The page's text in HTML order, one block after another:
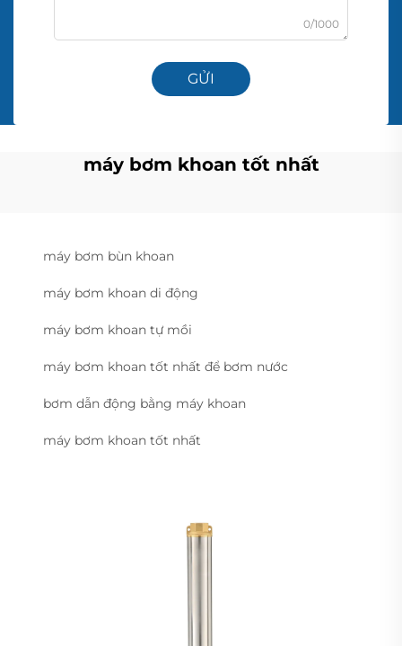
0/1000
GỬI
máy bơm khoan tốt nhất
máy bơm bùn khoan
máy bơm khoan di động
máy bơm khoan tự mồi
máy bơm khoan tốt nhất để bơm nước
bơm dẫn động bằng máy khoan
máy bơm khoan tốt nhất